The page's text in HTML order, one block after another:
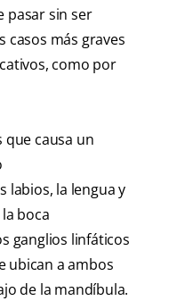
pasar sin ser
casos más graves
como por
que causa un
labios, la lengua y
boca
ganglios linfáticos
ubican a ambos
de la mandíbula.